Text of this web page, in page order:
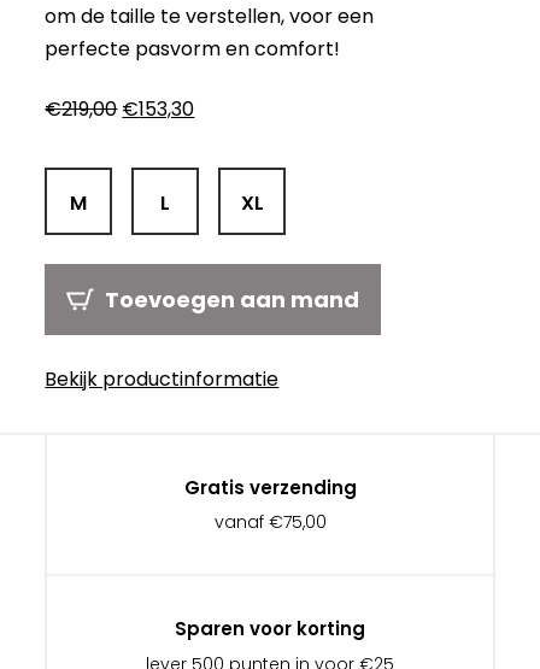
om de taille te verstellen, voor een
perfecte pasvorm en comfort!
€219,00 Oorspronkelijke
was:
€219,00.
€153,30Huidige
is:
€153,30.
M L XL
Toevoegen aan mand
Bekijk productinformatie
Gratis verzending
vanaf €75,00
Sparen voor korting
lever 500 punten in voor €25